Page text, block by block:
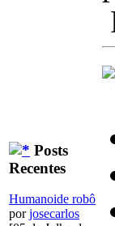
Posts
Recentes
Humanoide robô
porjosecarlos